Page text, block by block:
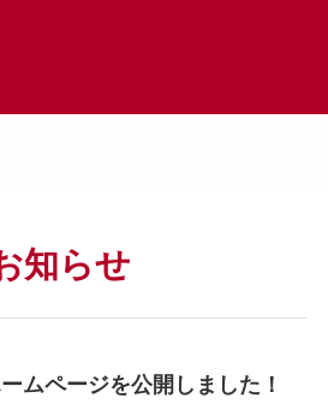
知らせ
ムページを公開しました！